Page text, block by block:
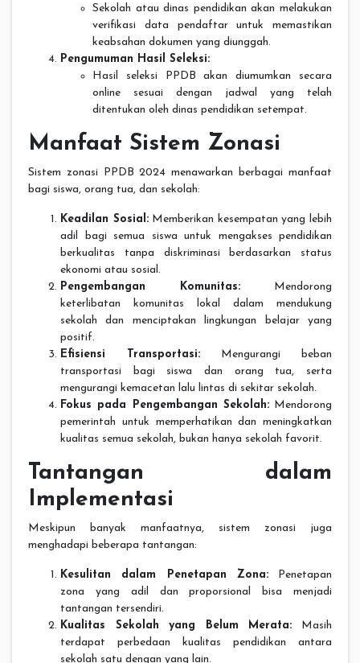
Sekolah atau dinas pendidikan akan melakukan
verifikasi data pendaftar untuk memastikan
keabsahan dokumen yang diunggah.
Pengumuman Hasil Seleksi:
Hasil seleksi PPDB akan diumumkan secara
online sesuai dengan jadwal yang telah
ditentukan oleh dinas pendidikan setempat.
Manfaat Sistem Zonasi
Sistem zonasi PPDB 2024 menawarkan berbagai manfaat
bagi siswa, orang tua, dan sekolah:
Keadilan Sosial:Memberikan kesempatan yang lebih
adil bagi semua siswa untuk mengakses pendidikan
berkualitas tanpa diskriminasi berdasarkan status
ekonomi atau sosial.
Pengembangan Komunitas: Mendorong
keterlibatan komunitas lokal dalam mendukung
sekolah dan menciptakan lingkungan belajar yang
positif.
Efisiensi Transportasi: Mengurangi beban
transportasi bagi siswa dan orang tua, serta
mengurangi kemacetan lalu lintas di sekitar sekolah.
Fokus pada Pengembangan Sekolah:Mendorong
pemerintah untuk memperhatikan dan meningkatkan
kualitas semua sekolah, bukan hanya sekolah favorit.
Tantangan dalam
Implementasi
Meskipun banyak manfaatnya, sistem zonasi juga
menghadapi beberapa tantangan:
Kesulitan dalam Penetapan Zona:Penetapan
zona yang adil dan proporsional bisa menjadi
tantangan tersendiri.
Kualitas Sekolah yang Belum Merata: Masih
terdapat perbedaan kualitas pendidikan antara
sekolah satu dengan yang lain.